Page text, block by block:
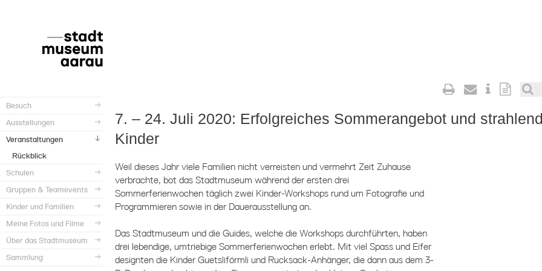
Besuch
Ausstellungen
Veranstaltungen
Rückblick
Schulen
Gruppen & Teamevents
Kinder und Familien
Meine Fotos und Filme
Über das Stadtmuseum
Sammlung
7. – 24. Juli 2020: Erfolgreiches Sommerangebot und
Kinder
Weil dieses Jahr viele Familien nicht verreisten und vermehrt Zeit Zuhause
verbrachte, bot das Stadtmuseum während der ersten drei
Sommerferienwochen täglich zwei Kinder-Workshops rund um Fotografie und
Programmieren sowie in der Dauerausstellung an.
Das Stadtmuseum und die Guides, welche die Workshops durchführten, haben
drei lebendige, umtriebige Sommerferienwochen erlebt. Mit viel Spass und Eifer
designten die Kinder Guetsliförmli und Rucksack-Anhänger, die dann aus dem 3-